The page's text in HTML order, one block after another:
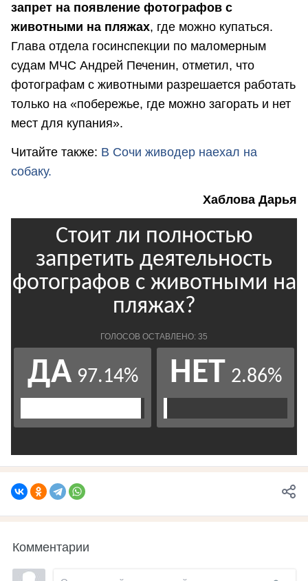
запрет на появление фотографов с
животными на пляжах, где можно купаться.
Глава отдела госинспекции по маломерным
судам МЧС Андрей Печенин, отметил, что
фотографам с животными разрешается работать
только на «побережье, где можно загорать и нет
мест для купания».
Читайте также: В Сочи живодер наехал на
собаку.
Хаблова Дарья
Комментарии